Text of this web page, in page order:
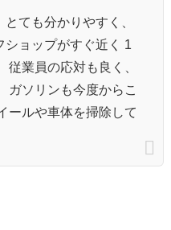
ても分かりやすく、
ショップがすぐ近く 1
従業員の応対も良く、
ガソリンも今度からこ
ールや車体を掃除して